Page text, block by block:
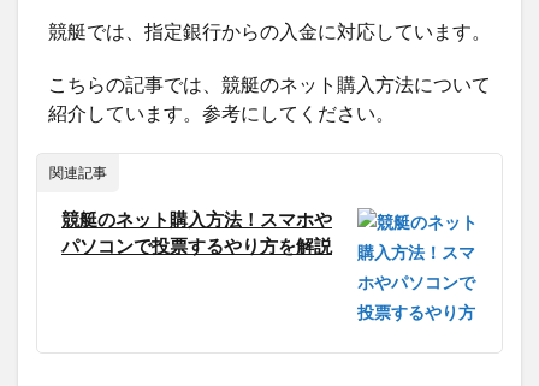
競艇では、指定銀行からの入金に対応しています。
こちらの記事では、競艇のネット購入方法について
紹介しています。参考にしてください。
関連記事
競艇のネット購入方法！スマホや
パソコンで投票するやり方を解説